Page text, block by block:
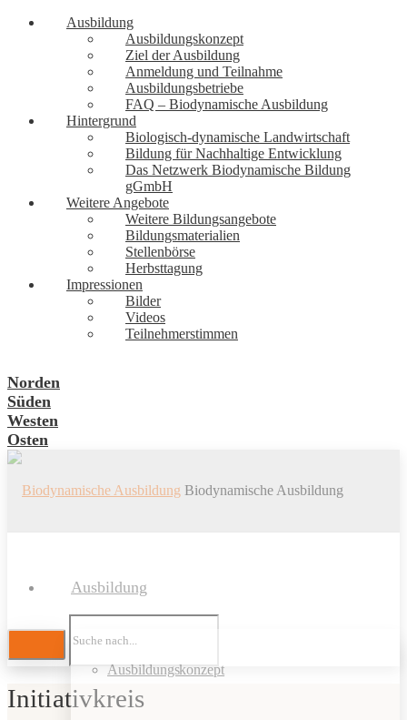
Ausbildung
Ausbildungskonzept
Ziel der Ausbildung
Anmeldung und Teilnahme
Ausbildungsbetriebe
FAQ – Biodynamische Ausbildung
Hintergrund
Biologisch-dynamische Landwirtschaft
Bildung für Nachhaltige Entwicklung
Das Netzwerk Biodynamische Bildung
gGmbH
Weitere Angebote
Weitere Bildungsangebote
Bildungsmaterialien
Stellenbörse
Herbsttagung
Impressionen
Bilder
Videos
Teilnehmerstimmen
Norden
Süden
Westen
Osten
Biodynamische Ausbildung
Ausbildung
Ausbildungskonzept
Initiativkreis